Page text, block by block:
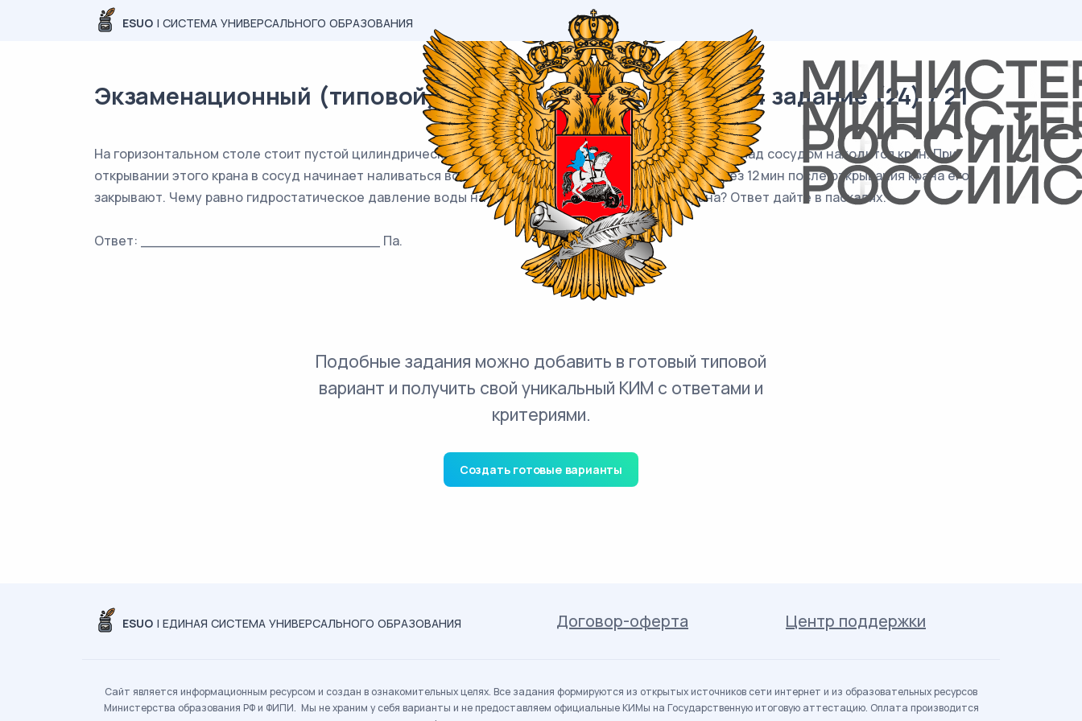
ESUO | СИСТЕМА УНИВЕРСАЛЬНОГО ОБРАЗОВАНИЯ
Экзаменационный (типовой) материал ЕГЭ / Физика / 04 задание (24) / 21
На горизонтальном столе стоит пустой цилиндрический сосуд высотой 1 м с площадью дна 100 см2. Над сосудом находится кран. При
открывании этого крана в сосуд начинает наливаться вода с постоянной скоростью 0,5 л/мин. Через 12 мин после открывания крана его
закрывают. Чему равно гидростатическое давление воды на дно сосуда после закрывания крана? Ответ дайте в паскалях.
Ответ: ___________________________ Па.
Подобные задания можно добавить в готовый типовой
вариант и получить свой уникальный КИМ с ответами и
критериями.
Создать готовые варианты
ESUO | ЕДИНАЯ СИСТЕМА УНИВЕРСАЛЬНОГО ОБРАЗОВАНИЯ Договор-оферта Центр поддержки
Сайт является информационным ресурсом и создан в ознакомительных целях. Все задания формируются из открытых источников сети интернет и из образовательных ресурсов
Министерства образования РФ и ФИПИ. Мы не храним у себя варианты и не предоставляем официальные КИМы на Государственную итоговую аттестацию. Оплата производится